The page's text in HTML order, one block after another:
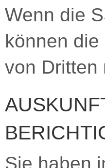
Wenn die
können
von Dritten
Sie haben